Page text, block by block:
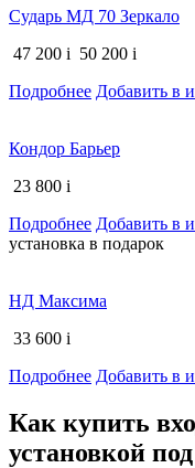
Сударь МД 70 Зеркало
47 200 i 50 200 i
Подробнее Добавить в
Кондор Барьер
23 800 i
Подробнее Добавить в
установка в подарок
НД Максима
33 600 i
Подробнее Добавить в
Как купить
установкой